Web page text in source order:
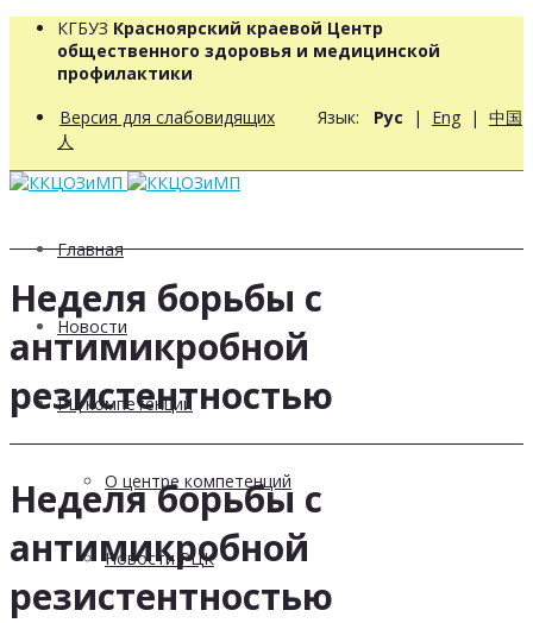
КГБУЗ Красноярский краевой Центр
общественного здоровья и медицинской
профилактики
Версия для слабовидящих Язык: Рус | Eng | 中国
人
Главная
Новости
РЦ компетенций
О центре компетенций
Новости РЦК
Неделя борьбы с
антимикробной
резистентностью
Неделя борьбы с
антимикробной
резистентностью